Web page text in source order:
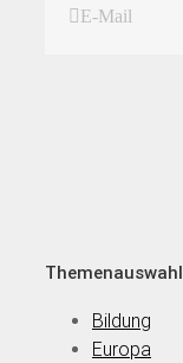
E-Mail
Themenauswahl
Bildung
Europa